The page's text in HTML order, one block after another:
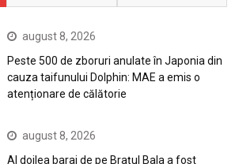
august 8, 2026
Peste 500 de zboruri anulate în Japonia din
cauza taifunului Dolphin: MAE a emis o
atenționare de călătorie
august 8, 2026
Al doilea baraj de pe Brațul Bala a fost